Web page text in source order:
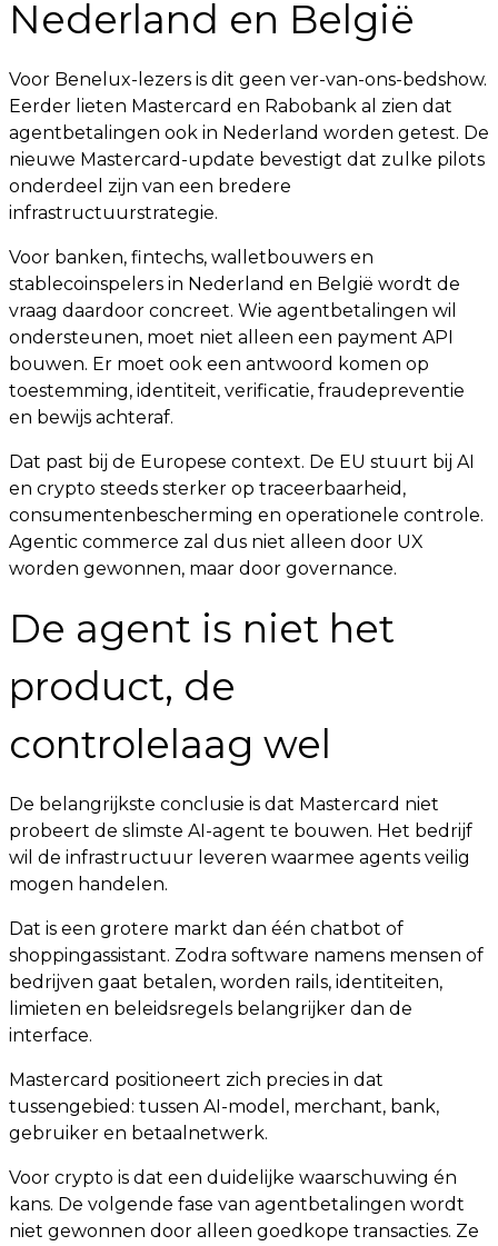
Nederland en België
Voor Benelux-lezers is dit geen ver-van-ons-bedshow.
Eerder lieten Mastercard en Rabobank al zien dat
agentbetalingen ook in Nederland worden getest. De
nieuwe Mastercard-update bevestigt dat zulke pilots
onderdeel zijn van een bredere
infrastructuurstrategie.
Voor banken, fintechs, walletbouwers en
stablecoinspelers in Nederland en België wordt de
vraag daardoor concreet. Wie agentbetalingen wil
ondersteunen, moet niet alleen een payment API
bouwen. Er moet ook een antwoord komen op
toestemming, identiteit, verificatie, fraudepreventie
en bewijs achteraf.
Dat past bij de Europese context. De EU stuurt bij AI
en crypto steeds sterker op traceerbaarheid,
consumentenbescherming en operationele controle.
Agentic commerce zal dus niet alleen door UX
worden gewonnen, maar door governance.
De agent is niet het
product, de
controlelaag wel
De belangrijkste conclusie is dat Mastercard niet
probeert de slimste AI-agent te bouwen. Het bedrijf
wil de infrastructuur leveren waarmee agents veilig
mogen handelen.
Dat is een grotere markt dan één chatbot of
shoppingassistant. Zodra software namens mensen of
bedrijven gaat betalen, worden rails, identiteiten,
limieten en beleidsregels belangrijker dan de
interface.
Mastercard positioneert zich precies in dat
tussengebied: tussen AI-model, merchant, bank,
gebruiker en betaalnetwerk.
Voor crypto is dat een duidelijke waarschuwing én
kans. De volgende fase van agentbetalingen wordt
niet gewonnen door alleen goedkope transacties. Ze